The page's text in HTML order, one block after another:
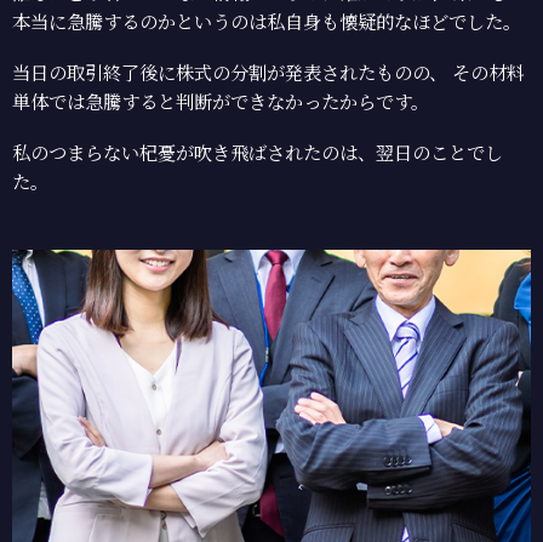
本当に急騰するのかというのは私自身も懐疑的なほどでした。
当日の取引終了後に株式の分割が発表されたものの、 その材料
単体では急騰すると判断ができなかったからです。
私のつまらない杞憂が吹き飛ばされたのは、翌日のことでし
た。